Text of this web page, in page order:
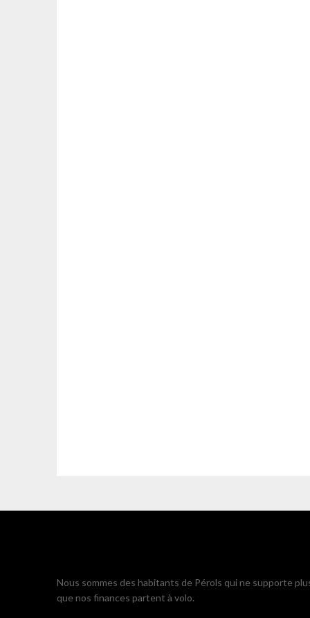
Nous sommes des habitants de Pérols qui ne supporte
que nos finances partent à volo.